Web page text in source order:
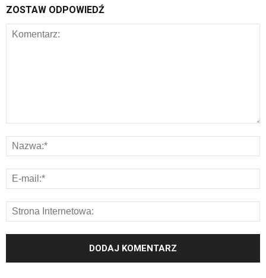
ZOSTAW ODPOWIEDŹ